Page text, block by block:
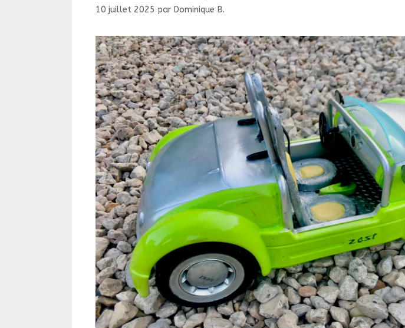
10 juillet 2025 par Dominique B.